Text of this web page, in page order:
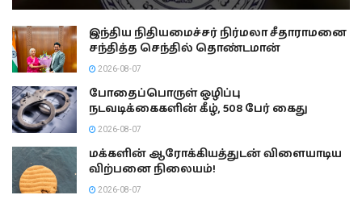
இந்திய நிதியமைச்சர் நிர்மலா சீதாராமனை
சந்தித்த செந்தில் தொண்டமான்
2026-08-07
போதைப்பொருள் ஒழிப்பு
நடவடிக்கைகளின் கீழ், 508 பேர் கைது
2026-08-07
மக்களின் ஆரோக்கியத்துடன் விளையாடிய
விற்பனை நிலையம்!
2026-08-07